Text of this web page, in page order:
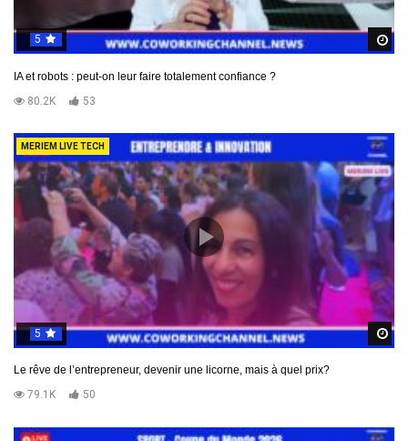
5
IA et robots : peut-on leur faire totalement confiance ?
80.2K
53
MERIEM LIVE TECH
5
Le rêve de l’entrepreneur, devenir une licorne, mais à quel prix?
79.1K
50